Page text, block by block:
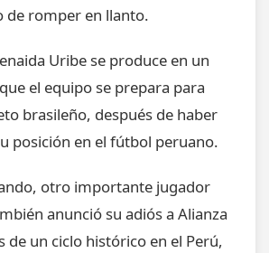
de romper en llanto.
Uribe se produce en un
el equipo se prepara para
brasileño, después de haber
posición en el fútbol peruano.
otro importante jugador
anunció su adiós a Alianza
de un ciclo histórico en el Perú,